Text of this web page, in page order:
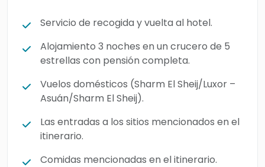
Servicio de recogida y vuelta al hotel.
Alojamiento 3 noches en un crucero de 5
estrellas con pensión completa.
Vuelos domésticos (Sharm El Sheij/Luxor –
Asuán/Sharm El Sheij).
Las entradas a los sitios mencionados en el
itinerario.
Comidas mencionadas en el itinerario.